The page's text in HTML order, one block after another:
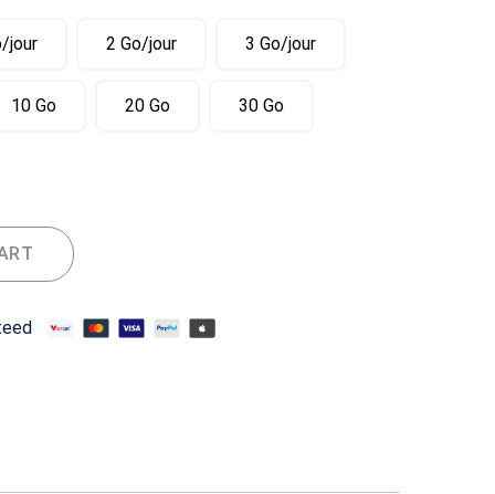
jour 2 Go/jour 3 Go/jour
10 Go 20 Go 30 Go
Chine